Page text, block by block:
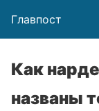
Главпост
Как
названы